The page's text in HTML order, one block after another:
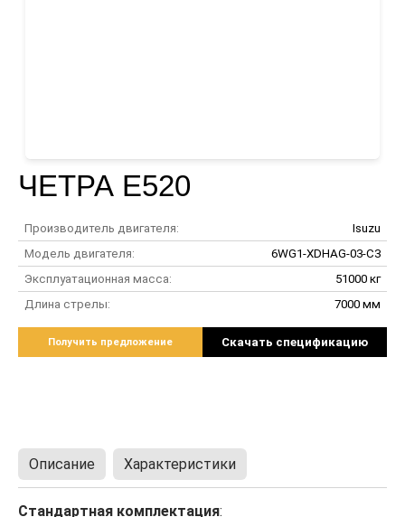
ЧЕТРА Е520
Производитель двигателя:
Isuzu
Модель двигателя:
6WG1-XDHAG-03-C3
Эксплуатационная масса:
51000 кг
Длина стрелы:
7000 мм
Получить предложение Скачать спецификацию
Описание Характеристики
Стандартная комплектация: